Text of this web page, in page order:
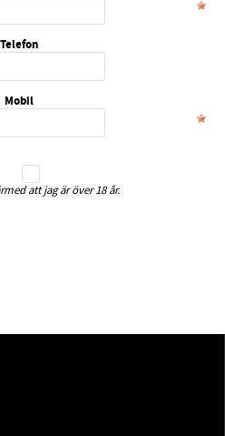
Telefon
Mobil
att jag är över 18 år.